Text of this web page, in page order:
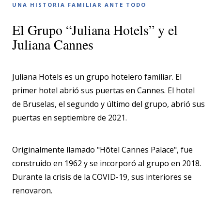
UNA HISTORIA FAMILIAR ANTE TODO
El Grupo “Juliana Hotels” y el
Juliana Cannes
Juliana Hotels es un grupo hotelero familiar. El
primer hotel abrió sus puertas en Cannes. El hotel
de Bruselas, el segundo y último del grupo, abrió sus
puertas en septiembre de 2021.
Originalmente llamado "Hôtel Cannes Palace", fue
construido en 1962 y se incorporó al grupo en 2018.
Durante la crisis de la COVID-19, sus interiores se
renovaron.